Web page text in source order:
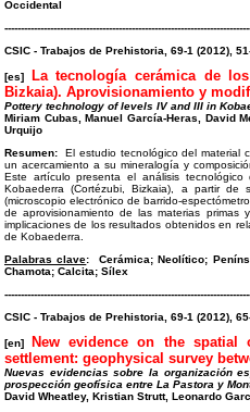
Occidental
CSIC - Trabajos de Prehistoria, 69-1
[es]
La tecnología cerámica de
Bizkaia). Aprovisionamiento y
Pottery technology of levels IV and III in
Miriam Cubas, Manuel García-Heras, David
Urquijo
Resumen: El estudio tecnológico del material
un acercamiento a su mineralogía y
Este artículo presenta el análisis
Kobaederra (Cortézubi, Bizkaia), a partir de
(microscopio electrónico de barrido-
de aprovisionamiento de las materias
implicaciones de los resultados obtenidos en
de Kobaederra.
Palabras clave:Cerámica; Neolítico;
Chamota; Calcita; Sílex
CSIC - Trabajos de Prehistoria, 69-1
[en]
New evidence on the spatial
settlement: geophysical survey
Nuevas evidencias sobre la organización
prospección geofísica entre La Pastora y
David Wheatley, Kristian Strutt, Leonardo